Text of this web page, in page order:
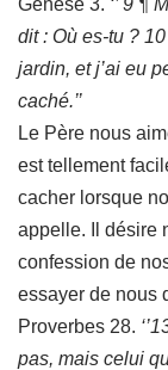
Genèse 3. ‘’ 9 ¶
dit : Où es-tu ?
jardin, et j’ai eu
caché.’’
Le Père nous
est tellement
cacher lorsque
appelle. Il désire
confession de
essayer de nous
Proverbes 28.
pas, mais celui